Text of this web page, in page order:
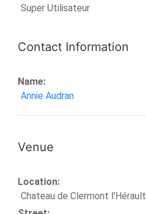
Super Utilisateur
Contact Information
Name:
Annie Audran
Venue
Location:
Chateau de Clermont l'Hérault